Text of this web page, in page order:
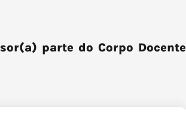
parte do Corpo Docente